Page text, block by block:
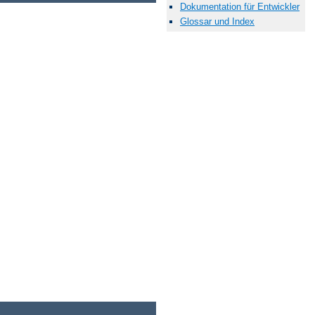
Dokumentation für Entwickler
Glossar und Index